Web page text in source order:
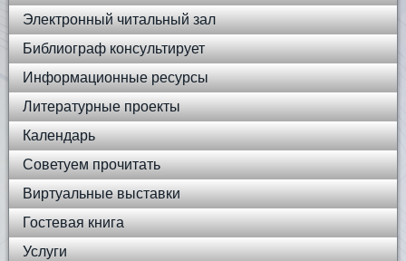
Электронный читальный зал
Библиограф консультирует
Информационные ресурсы
Литературные проекты
Календарь
Советуем прочитать
Виртуальные выставки
Гостевая книга
Услуги